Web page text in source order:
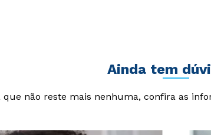
Ainda tem
que não reste mais nenhuma, confira as